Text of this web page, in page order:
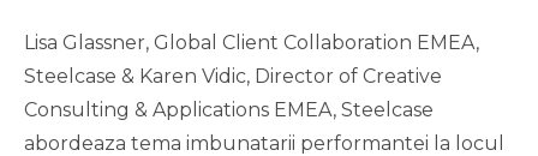
Lisa Glassner, Global Client Collaboration EMEA,
Steelcase & Karen Vidic, Director of Creative
Consulting & Applications EMEA, Steelcase
abordeaza tema imbunatarii performantei la locul